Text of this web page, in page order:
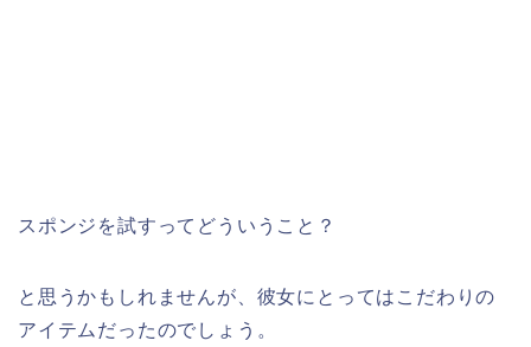
スポンジを試すってどういうこと？
と思うかもしれませんが、彼女にとってはこだわりの
アイテムだったのでしょう。